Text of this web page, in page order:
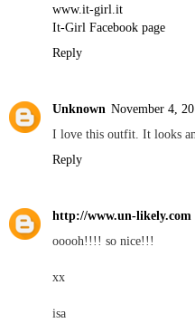
www.it-girl.it
It-Girl Facebook page
Reply
Unknown November 4,
I love this outfit. It looks
Reply
http://www.un-likely.com
ooooh!!!! so nice!!!
xx
isa